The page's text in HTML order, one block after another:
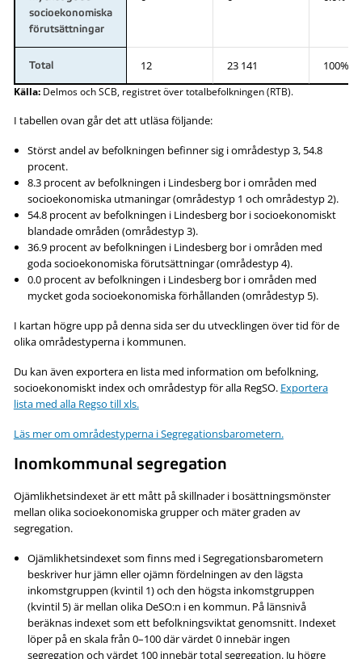
socioekonomiska
förutsättningar
Total 12 23 141 100%
Källa:Delmos och SCB, registret över totalbefolkningen (RTB).
I tabellen ovan går det att utläsa följande:
Störst andel av befolkningen befinner sig i områdestyp 3, 54.8
procent.
8.3 procent av befolkningen i Lindesberg bor i områden med
socioekonomiska utmaningar (områdestyp 1 och områdestyp 2).
54.8 procent av befolkningen i Lindesberg bor i socioekonomiskt
blandade områden (områdestyp 3).
36.9 procent av befolkningen i Lindesberg bor i områden med
goda socioekonomiska förutsättningar (områdestyp 4).
0.0 procent av befolkningen i Lindesberg bor i områden med
mycket goda socioekonomiska förhållanden (områdestyp 5).
I kartan högre upp på denna sida ser du utvecklingen över tid för de
olika områdestyperna i kommunen.
Du kan även exportera en lista med information om befolkning,
socioekonomiskt index och områdestyp för alla RegSO. Exportera
lista med alla Regso till xls.
Läs mer om områdestyperna i Segregationsbarometern.
Inomkommunal segregation
Ojämlikhetsindexet är ett mått på skillnader i bosättningsmönster
mellan olika socioekonomiska grupper och mäter graden av
segregation.
Ojämlikhetsindexet som finns med i Segregationsbarometern
beskriver hur jämn eller ojämn fördelningen av den lägsta
inkomstgruppen (kvintil 1) och den högsta inkomstgruppen
(kvintil 5) är mellan olika DeSO:n i en kommun. På länsnivå
beräknas indexet som ett befolkningsviktat genomsnitt. Indexet
löper på en skala från 0–100 där värdet 0 innebär ingen
segregation och värdet 100 innebär total segregation. Ju högre